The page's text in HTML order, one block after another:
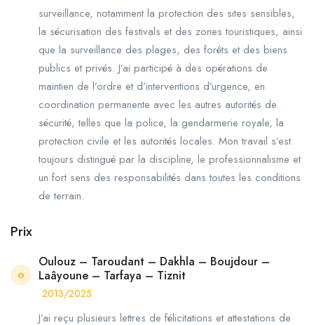
surveillance, notamment la protection des sites sensibles,
la sécurisation des festivals et des zones touristiques, ainsi
que la surveillance des plages, des forêts et des biens
publics et privés. J’ai participé à des opérations de
maintien de l’ordre et d’interventions d’urgence, en
coordination permanente avec les autres autorités de
sécurité, telles que la police, la gendarmerie royale, la
protection civile et les autorités locales. Mon travail s’est
toujours distingué par la discipline, le professionnalisme et
un fort sens des responsabilités dans toutes les conditions
de terrain.
Prix
O
Oulouz – Taroudant – Dakhla – Boujdour –
Laâyoune – Tarfaya – Tiznit
2013/2025
J’ai reçu plusieurs lettres de félicitations et attestations de